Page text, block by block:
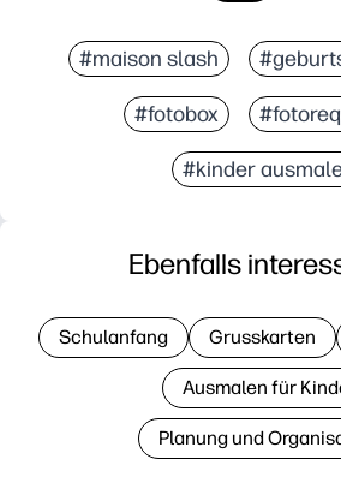
#maison slash
#fotobox
#kinder
Ebenfalls
Schulanfang Grusskarten
Ausmalen für
Planung und